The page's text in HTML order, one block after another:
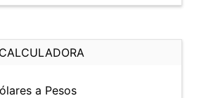
CALCULADORA
a Pesos